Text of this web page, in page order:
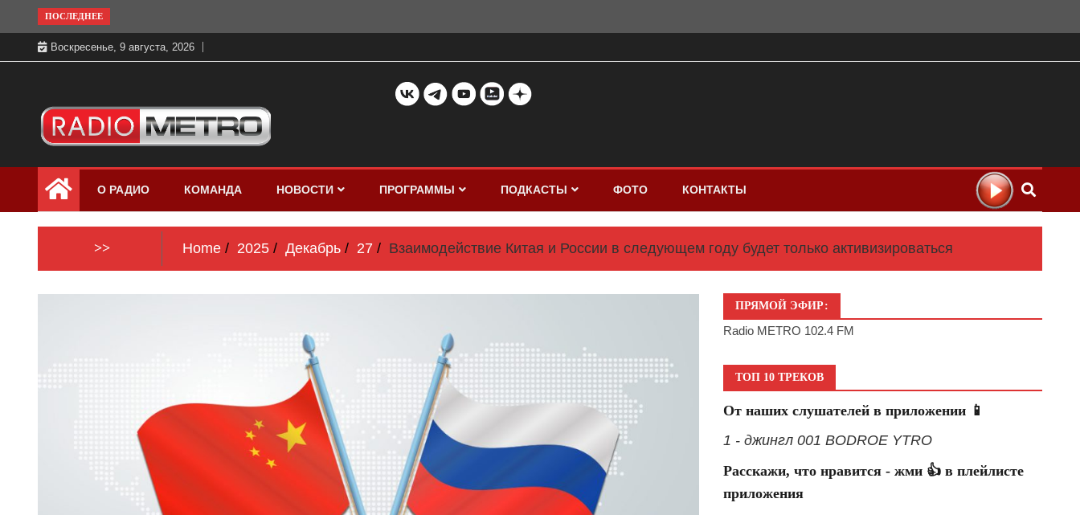
to
content
ПОСЛЕДНЕЕ
Воскресенье, 9 августа, 2026
Радио МЕТРО
бесплатно в хорошем качестве Санкт-
Петербург и Россия
О РАДИО КОМАНДА НОВОСТИ ПРОГРАММЫ ПОДКАСТЫ ФОТО КОНТАКТЫ
>> Home 2025 Декабрь 27 Взаимодействие Китая и России в следующем году будет только активизироваться
ПРЯМОЙ ЭФИР:
Radio METRO 102.4 FM
ТОП 10 ТРЕКОВ
От наших слушателей в приложении 📱
1 - джингл 001 BODROE YTRO
Расскажи, что нравится - жми 👍 в плейлисте
приложения